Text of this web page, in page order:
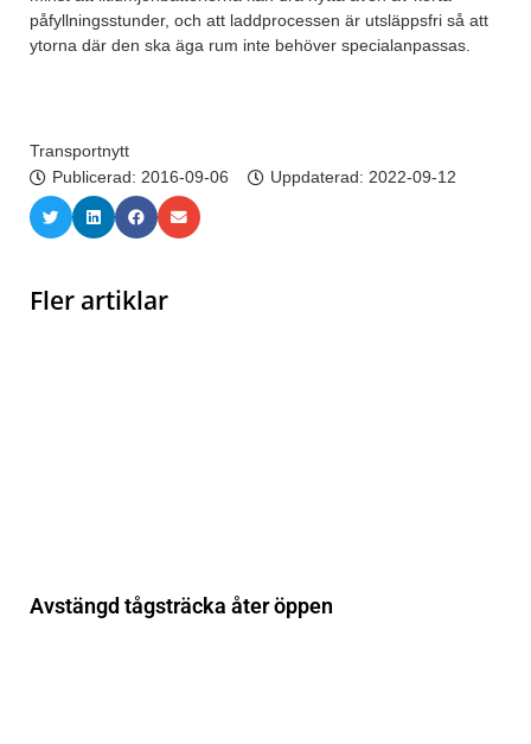
påfyllningsstunder, och att laddprocessen är utsläppsfri så att
ytorna där den ska äga rum inte behöver specialanpassas.
Transportnytt
Publicerad: 2016-09-06 Uppdaterad: 2022-09-12
Fler artiklar
Avstängd tågsträcka åter öppen